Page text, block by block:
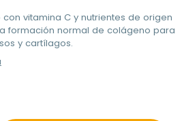
vitamina C y nutrientes de origen
formación normal de colágeno para
y cartílagos.